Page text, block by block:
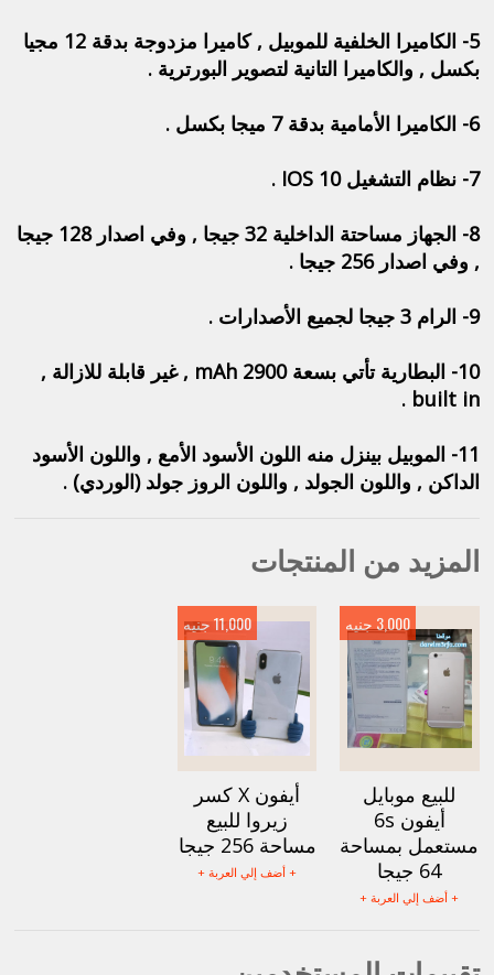
5- الكاميرا الخلفية للموبيل , كاميرا مزدوجة بدقة 12 مجيا
بكسل , والكاميرا التانية لتصوير البورترية .
6- الكاميرا الأمامية بدقة 7 ميجا بكسل .
7- نظام التشغيل IOS 10 .
8- الجهاز مساحتة الداخلية 32 جيجا , وفي اصدار 128 جيجا
, وفي اصدار 256 جيجا .
9- الرام 3 جيجا لجميع الأصدارات .
10- البطارية تأتي بسعة 2900 mAh , غير قابلة للازالة ,
built in .
11- الموبيل بينزل منه اللون الأسود الأمع , واللون الأسود
الداكن , واللون الجولد , واللون الروز جولد (الوردي) .
المزيد من المنتجات
للبيع موبايل
أيفون 6s
مستعمل بمساحة
64 جيجا
+ أضف إلي العربة +
3,000 جنيه
أيفون X كسر
زيروا للبيع
مساحة 256 جيجا
+ أضف إلي العربة +
11,000 جنيه